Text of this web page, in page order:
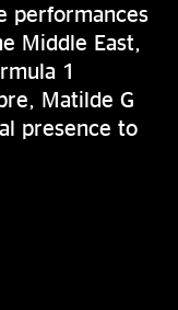
performances
Middle East,
1
Matilde G
presence to